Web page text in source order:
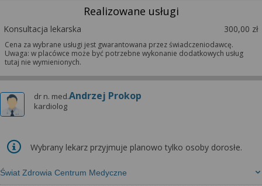
Realizowane usługi
Konsultacja lekarska 300,00 zł
Cena za wybrane usługi jest gwarantowana przez świadczeniodawcę.
Uwaga: w placówce może być potrzebne wykonanie dodatkowych usług
tutaj nie wymienionych.
dr n. med.Andrzej Prokop
kardiolog
Świat Zdrowia Centrum Medyczne
Wybrany lekarz przyjmuje planowo tylko osoby dorosłe.